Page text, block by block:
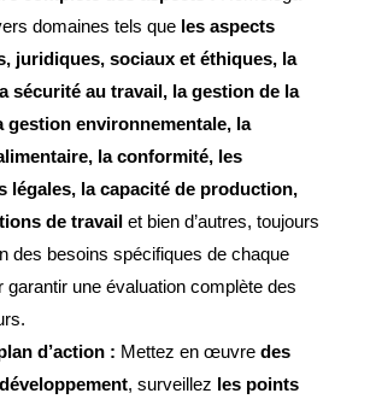
domaines tels que les aspects
juridiques, sociaux et éthiques, la
sécurité au travail, la gestion de la
gestion environnementale, la
la conformité, les
légales, la capacité de production,
de travail et bien d’autres, toujours
des besoins spécifiques de chaque
garantir une évaluation complète des
d’action : Mettez en œuvre des
, surveillez les points